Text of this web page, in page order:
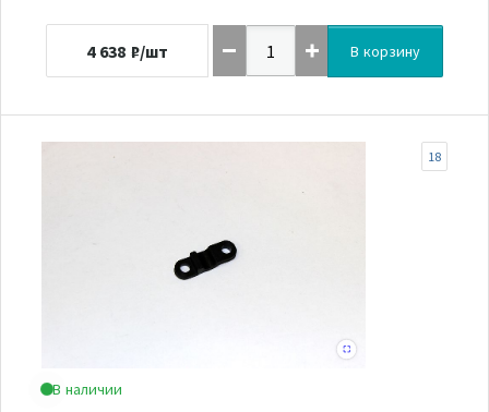
4 638 ₽/шт В корзину
В наличии
18